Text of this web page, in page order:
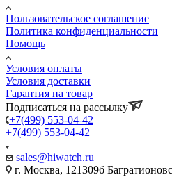
Пользовательское соглашение
Политика конфиденциальности
Помощь
Условия оплаты
Условия доставки
Гарантия на товар
Подписаться на рассылку
+7(499) 553-04-42
+7(499) 553-04-42
sales@hiwatch.ru
г. Москва, 121309б